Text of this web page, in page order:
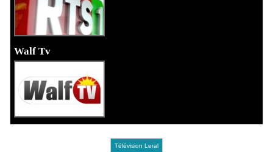
Walf Tv
Télévision Leral